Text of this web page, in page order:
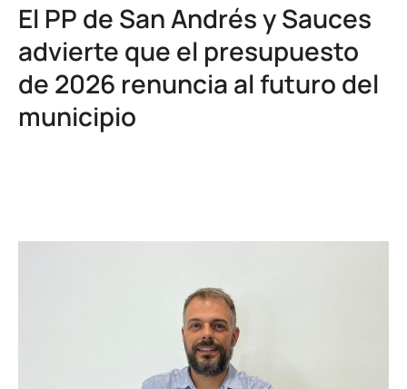
El PP de San Andrés y Sauces
advierte que el presupuesto
de 2026 renuncia al futuro del
municipio